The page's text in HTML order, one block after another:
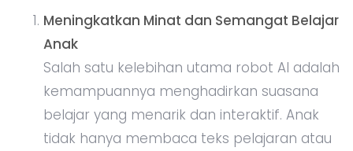
Meningkatkan Minat dan Semangat Belajar
Anak
Salah satu kelebihan utama robot AI adalah
kemampuannya menghadirkan suasana
belajar yang menarik dan interaktif. Anak
tidak hanya membaca teks pelajaran atau